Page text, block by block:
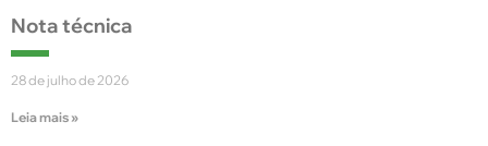
Nota técnica
28 de julho de 2026
Leia mais »